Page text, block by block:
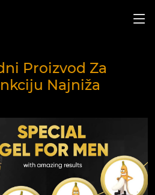
Proizvod Za
Najniža